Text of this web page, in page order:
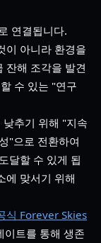
연결됩니다.
이 아니라 환경을
잔해 조각을 발견
수 있는 "연구
추기 위해 "지속
"으로 전환하여
달할 수 있게 됩
에 맞서기 위해
식 Forever Skies
트를 통해 생존